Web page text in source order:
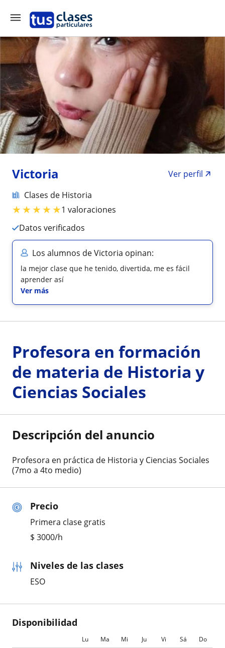
Victoria
Ver perfil
Clases de Historia
★★★★★1 valoraciones
Datos verificados
Los alumnos de Victoria opinan:
la mejor clase que he tenido, divertida, me es fácil
aprender así
Ver más
Precio
Primera clase gratis
$ 3000/h
Niveles de las clases
ESO
Disponibilidad
Lu Ma Mi Ju Vi Sá Do
Profesora en formación
de materia de Historia y
Ciencias Sociales
Descripción del anuncio
Profesora en práctica de Historia y Ciencias Sociales
(7mo a 4to medio)